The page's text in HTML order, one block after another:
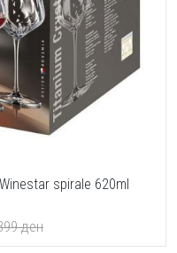
spirale 620ml
ден